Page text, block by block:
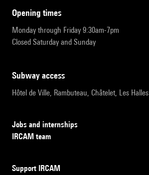
opening times
Monday through Friday 9:30am-7pm
Closed Saturday and Sunday
subway access
Hôtel de Ville, Rambuteau, Châtelet, Les Halles
Jobs and internships
IRCAM team
Support IRCAM